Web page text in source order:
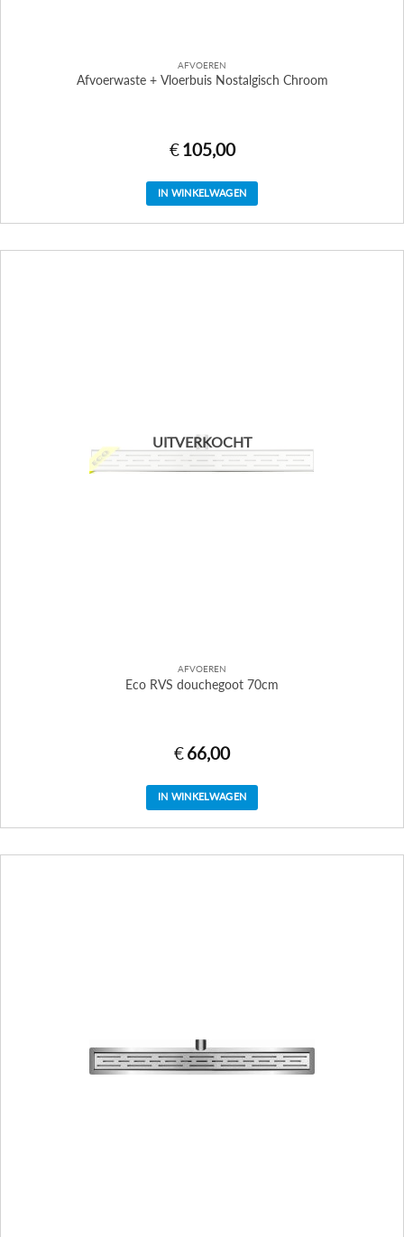
AFVOEREN
Afvoerwaste + Vloerbuis Nostalgisch Chroom
€ 105,00
IN WINKELWAGEN
UITVERKOCHT
AFVOEREN
Eco RVS douchegoot 70cm
€66,00
IN WINKELWAGEN